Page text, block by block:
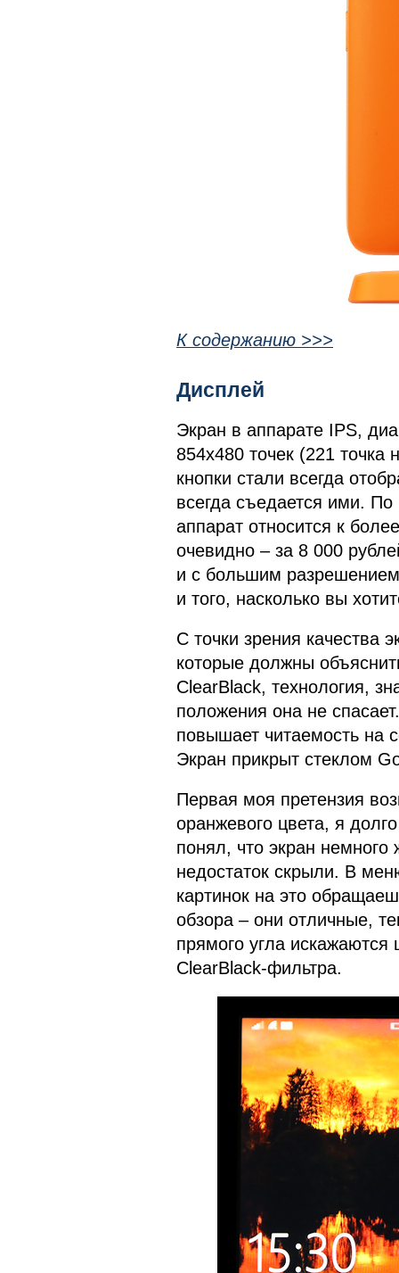
К содержанию >>>
Дисплей
Экран в аппарате IPS,
854х480 точек (221
кнопки стали всегда
всегда съедается ими.
аппарат относится к
очевидно – за 8 000
и с большим
и того, насколько вы
С точки зрения качества
которые должны
ClearBlack, технология,
положения она не
повышает читаемость на
Экран прикрыт стеклом
Первая моя претензия
оранжевого цвета, я
понял, что экран немного
недостаток скрыли. В
картинок на это
обзора – они отличные,
прямого угла искажаются
ClearBlack-фильтра.